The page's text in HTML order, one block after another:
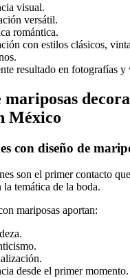
visual.
versátil.
romántica.
con estilos clásicos,
resultado en fotografías y
mariposas
México
con diseño de
son el primer contacto
temática de la boda.
mariposas aportan:
desde el primer momento.